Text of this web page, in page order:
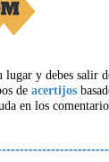
lugar y debes salir
deacertijos
en los